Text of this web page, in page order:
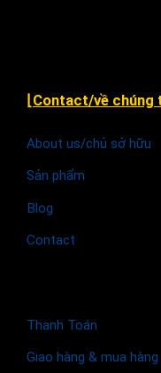
⌊Contact/về chúng
About us/chủ sở hữu
Sản phẩm
Blog
Contact
Thanh Toán
Giao hàng & mua hàng